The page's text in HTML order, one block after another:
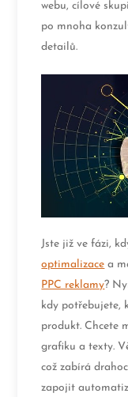
webu, cílové
po mnoha
detailů.
Jste již ve fázi,
optimalizace a
PPC reklamy?
kdy potřebujete,
produkt. Chcete
grafiku a texty.
což zabírá
zapojit